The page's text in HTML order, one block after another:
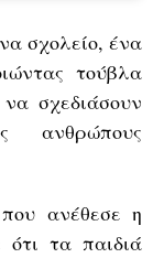
σχολείο, ένα
τούβλα
σχεδιάσουν
ανέθεσε η
τα παιδιά